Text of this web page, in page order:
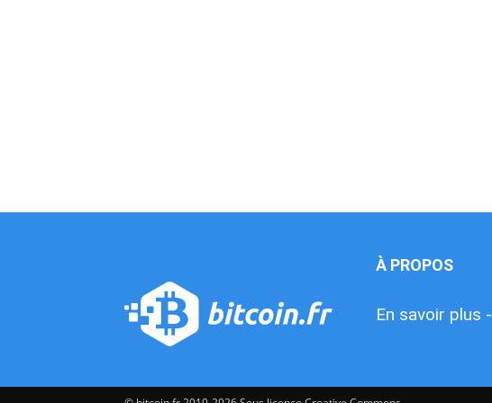
À PROPOS
En savoir plus -